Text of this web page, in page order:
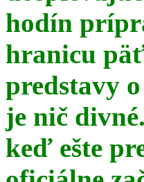
hodín
hranicu
predstavy
je nič
keď ešte